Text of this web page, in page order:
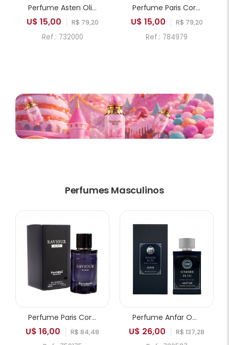
Perfume Asten Olivenite EDP Feminino 100ml
U$ 15,00 R$ 79,20
Ref.: 732000
Perfume Paris Corner Khair Fusion EDP Feminino 100ml
U$ 15,00 R$ 79,20
Ref.: 784979
Perfumes Masculinos
Perfume Paris Corner Pendora Saviour Elixir EDP Masculino 100ml
U$ 16,00 R$ 84,48
Perfume Anfar Ombre Bleu Extrait de Parfum Masculino 50ml
U$ 26,00 R$ 137,28